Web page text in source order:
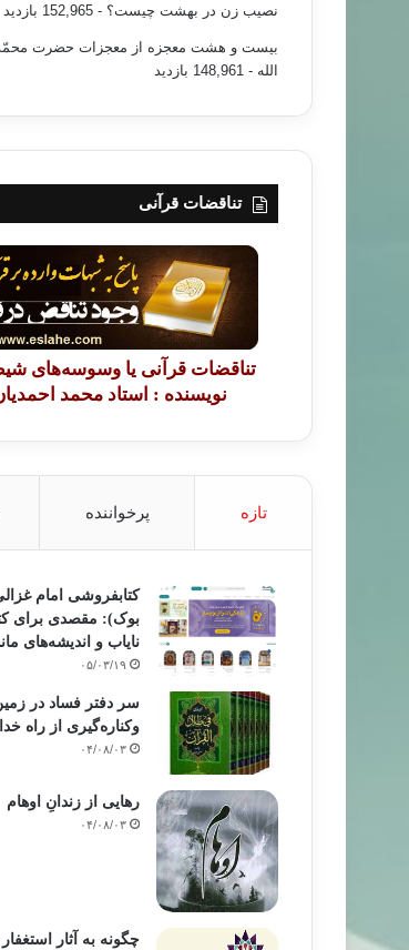
نصیب زن در بهشت چیست؟ - 152,965 بازدید
بیست و هشت معجزه از معجزات حضرت
الله - 148,961 بازدید
تناقضات قرآنی
تناقضات قرآنی یا وسوسه‌های
نویسنده : استاد محمد
تازه پرخواننده
کتابفروشی امام
بوک): مقصدی برای
نایاب و اندیشه‌های
۰۵/۰۳/۱۹
سر دفتر فساد در
وکناره‌گیری از راه
۰۴/۰۸/۰۳
رهایی از زندانِ اوهام
۰۴/۰۸/۰۳
چگونه به آثار